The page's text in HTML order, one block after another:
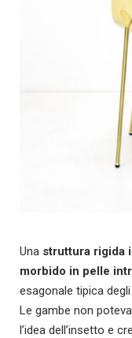
Una struttura rigida
morbido in pelle
esagonale tipica degli
Le gambe non
l’idea dell’insetto e